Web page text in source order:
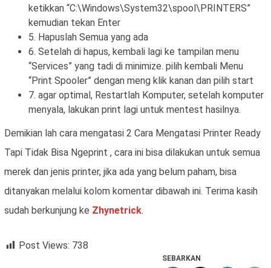
ketikkan “C:\Windows\System32\spool\PRINTERS”
kemudian tekan Enter
5. Hapuslah Semua yang ada
6. Setelah di hapus, kembali lagi ke tampilan menu
“Services” yang tadi di minimize. pilih kembali Menu
“Print Spooler” dengan meng klik kanan dan pilih start
7. agar optimal, Restartlah Komputer, setelah komputer
menyala, lakukan print lagi untuk mentest hasilnya.
Demikian lah cara mengatasi 2 Cara Mengatasi Printer Ready
Tapi Tidak Bisa Ngeprint , cara ini bisa dilakukan untuk semua
merek dan jenis printer, jika ada yang belum paham, bisa
ditanyakan melalui kolom komentar dibawah ini. Terima kasih
sudah berkunjung ke Zhynetrick.
Post Views: 738
SEBARKAN